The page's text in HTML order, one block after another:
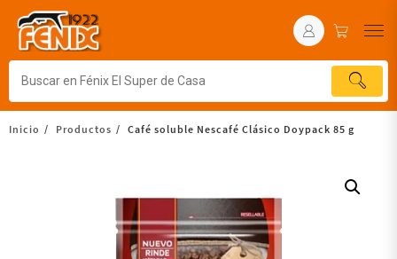
Inicio Productos Café soluble Nescafé Clásico Doypack 85 g